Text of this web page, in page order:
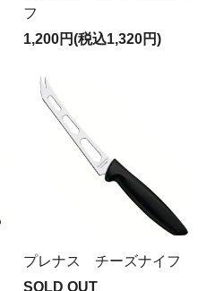
フ
1,200円(税込1,320円)
プレナス チーズナイフ
SOLD OUT